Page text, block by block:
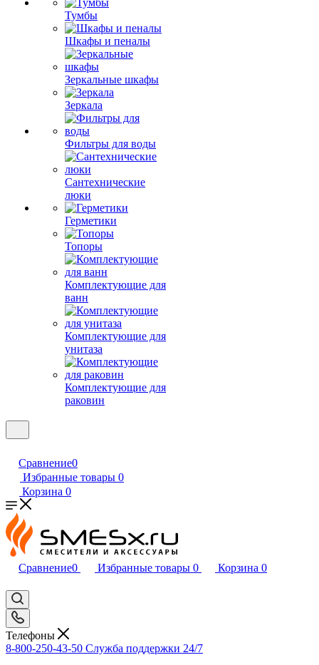
Тумбы
Шкафы и пеналы
Зеркальные шкафы
Зеркала
Фильтры для воды
Сантехнические
люки
Герметики
Топоры
Комплектующие для
ванн
Комплектующие для
унитаза
Комплектующие для
раковин
Сравнение0
Избранные товары 0
Корзина 0
Сравнение0 Избранные товары 0 Корзина 0
Телефоны
8-800-250-43-50 Служба поддержки 24/7